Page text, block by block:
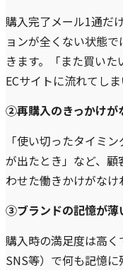
購入完了メール1通だ
ョンが全くない状態
きます。「また買い
ECサイトに流れてしま
②再購入のきっかけが
「使い切ったタイミ
が出たとき」など、
わせた働きかけがなけ
③ブランドの記憶が薄
購入時の満足度は高く
SNS等）で何も記憶